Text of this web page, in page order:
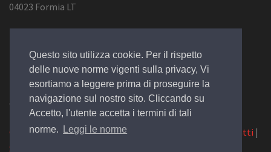
Questo sito utilizza cookie. Per il rispetto
delle nuove norme vigenti sulla privacy, Vi
esortiamo a leggere prima di proseguire la
navigazione sul nostro sito. Cliccando su
Accetto, l'utente accetta i termini di tali
norme.
Leggi le norme
04023 Formia LT
P.Iva 01473730594
© 2019 Design by EGSoft
Cookie|Privacy Law|Azienda Contatti |
Siamo su Carpro.it